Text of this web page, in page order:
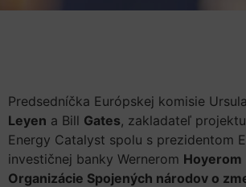
Predsedníčka Európskej komisie Ursula
Leyen a Bill Gates, zakladateľ
Energy Catalyst spolu s prezidentom
investičnej banky Wernerom Hoyerom
Organizácie Spojených národov o